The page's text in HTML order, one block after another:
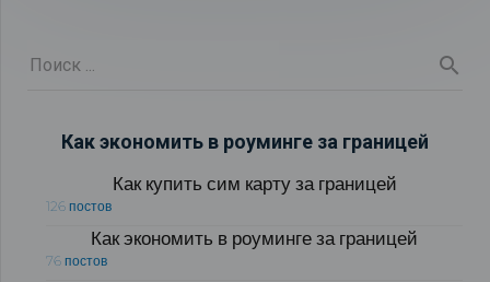
Как экономить в роуминге за границей
Как купить сим карту за границей
126 постов
Как экономить в роуминге за границей
76 постов